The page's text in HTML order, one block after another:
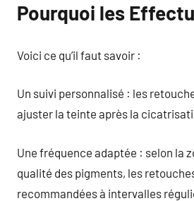
Pourquoi les
Voici ce qu’il faut savoir :
Un suivi personnalisé : les
ajuster la teinte après la
Une fréquence adaptée : selon la
qualité des pigments, les
recommandées à intervalles